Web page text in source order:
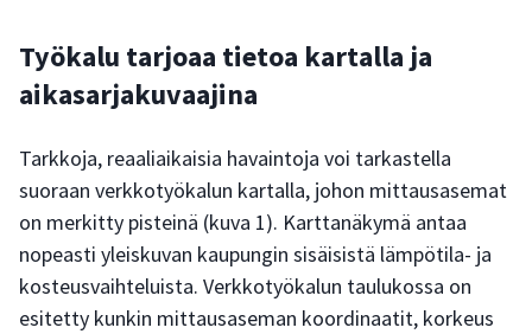
Työkalu tarjoaa tietoa kartalla ja
aikasarjakuvaajina
Tarkkoja, reaaliaikaisia havaintoja voi tarkastella
suoraan verkkotyökalun kartalla, johon mittausasemat
on merkitty pisteinä (kuva 1). Karttanäkymä antaa
nopeasti yleiskuvan kaupungin sisäisistä lämpötila- ja
kosteusvaihteluista. Verkkotyökalun taulukossa on
esitetty kunkin mittausaseman koordinaatit, korkeus